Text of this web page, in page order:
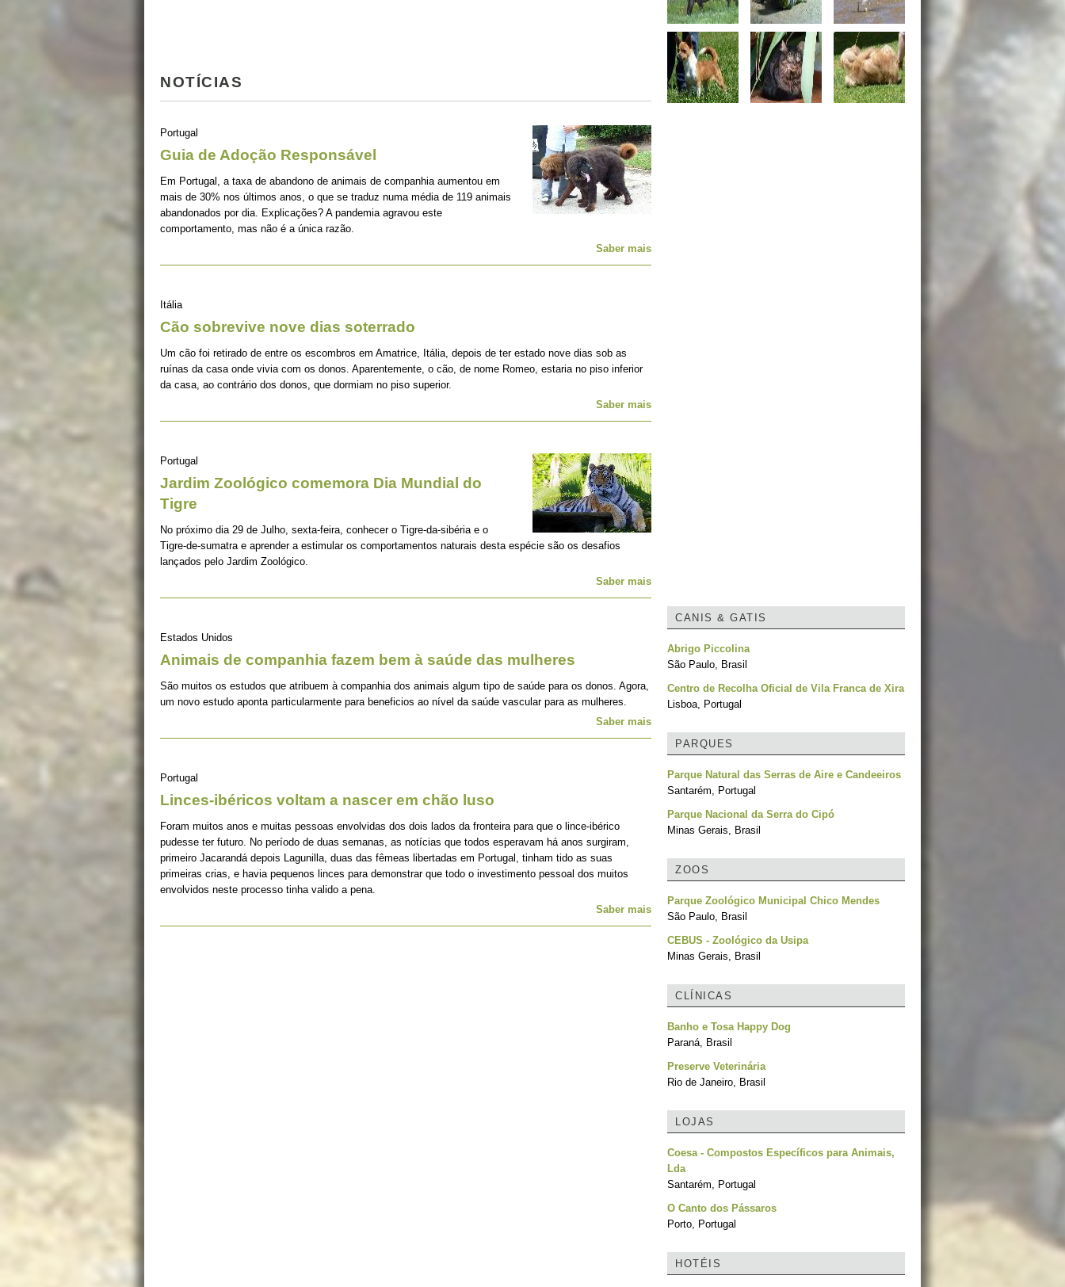
NOTÍCIAS
Portugal
Guia de Adoção Responsável
Em Portugal, a taxa de abandono de animais de companhia aumentou em
mais de 30% nos últimos anos, o que se traduz numa média de 119 animais
abandonados por dia. Explicações? A pandemia agravou este
comportamento, mas não é a única razão.
Saber mais
Itália
Cão sobrevive nove dias soterrado
Um cão foi retirado de entre os escombros em Amatrice, Itália, depois de ter estado nove dias sob as
ruínas da casa onde vivia com os donos. Aparentemente, o cão, de nome Romeo, estaria no piso inferior
da casa, ao contrário dos donos, que dormiam no piso superior.
Saber mais
Portugal
Jardim Zoológico comemora Dia Mundial do
Tigre
No próximo dia 29 de Julho, sexta-feira, conhecer o Tigre-da-sibéria e o
Tigre-de-sumatra e aprender a estimular os comportamentos naturais desta espécie são os desafios
lançados pelo Jardim Zoológico.
Saber mais
Estados Unidos
Animais de companhia fazem bem à saúde das mulheres
São muitos os estudos que atribuem à companhia dos animais algum tipo de saúde para os donos. Agora,
um novo estudo aponta particularmente para beneficios ao nível da saúde vascular para as mulheres.
Saber mais
Portugal
Linces-ibéricos voltam a nascer em chão luso
Foram muitos anos e muitas pessoas envolvidas dos dois lados da fronteira para que o lince-ibérico
pudesse ter futuro. No período de duas semanas, as notícias que todos esperavam há anos surgiram,
primeiro Jacarandá depois Lagunilla, duas das fêmeas libertadas em Portugal, tinham tido as suas
primeiras crias, e havia pequenos linces para demonstrar que todo o investimento pessoal dos muitos
envolvidos neste processo tinha valido a pena.
Saber mais
CANIS & GATIS
Abrigo Piccolina
São Paulo, Brasil
Centro de Recolha Oficial de Vila Franca de Xira
Lisboa, Portugal
PARQUES
Parque Natural das Serras de Aire e Candeeiros
Santarém, Portugal
Parque Nacional da Serra do Cipó
Minas Gerais, Brasil
ZOOS
Parque Zoológico Municipal Chico Mendes
São Paulo, Brasil
CEBUS - Zoológico da Usipa
Minas Gerais, Brasil
CLÍNICAS
Banho e Tosa Happy Dog
Paraná, Brasil
Preserve Veterinária
Rio de Janeiro, Brasil
LOJAS
Coesa - Compostos Específicos para Animais,
Lda
Santarém, Portugal
O Canto dos Pássaros
Porto, Portugal
HOTÉIS